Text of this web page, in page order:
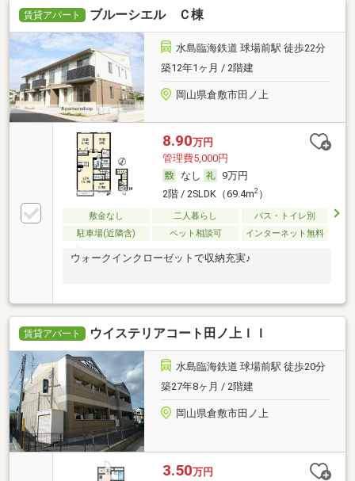
賃貸アパート ブルーシエル Ｃ棟
水島臨海鉄道 球場前駅 徒歩22分
築12年1ヶ月 / 2階建
岡山県倉敷市田ノ上
8.90万円
管理費5,000円
なし
9万円
2階 / 2SLDK（69.4m2）
敷金なし 二人暮らし
バス・トイレ別
駐車場(近隣含)
ペット相談可 インターネット無料
ウォークインクローゼットで収納充実♪
賃貸アパート ウイステリアコート田ノ上ＩＩ
水島臨海鉄道 球場前駅 徒歩20分
築27年8ヶ月 / 2階建
岡山県倉敷市田ノ上
3.50万円